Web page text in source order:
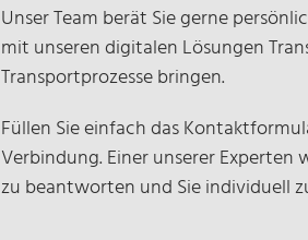
Unser Team berät Sie gerne
mit unseren digitalen Lösungen
Transportprozesse bringen.
Füllen Sie einfach das
Verbindung. Einer unserer
zu beantworten und Sie individuell